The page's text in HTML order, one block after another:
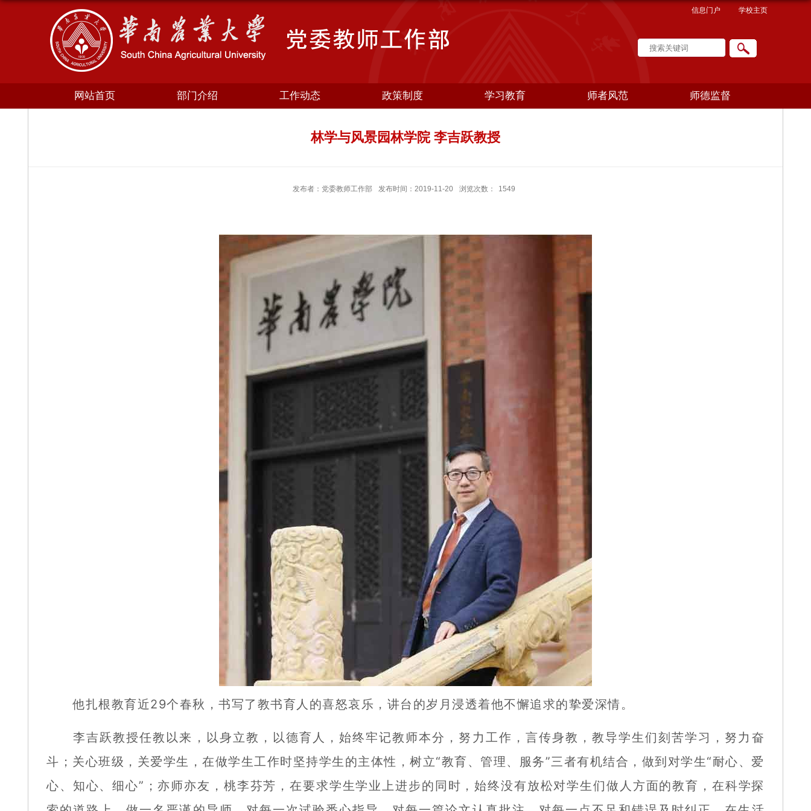
学校主页
信息门户
网站首页 部门介绍 工作动态 政策制度 学习教育 师者风范 师德监督
林学与风景园林学院 李吉跃教授
发布者：党委教师工作部 发布时间：2019-11-20 浏览次数： 1549
他扎根教育近29个春秋，书写了教书育人的喜怒哀乐，讲台的岁月浸透着他不懈追求的挚爱深情。
李吉跃教授任教以来，以身立教，以德育人，始终牢记教师本分，努力工作，言传身教，教导学生们刻苦学习，努力奋
斗；关心班级，关爱学生，在做学生工作时坚持学生的主体性，树立“教育、管理、服务”三者有机结合，做到对学生“耐心、爱
心、知心、细心”；亦师亦友，桃李芬芳，在要求学生学业上进步的同时，始终没有放松对学生们做人方面的教育，在科学探